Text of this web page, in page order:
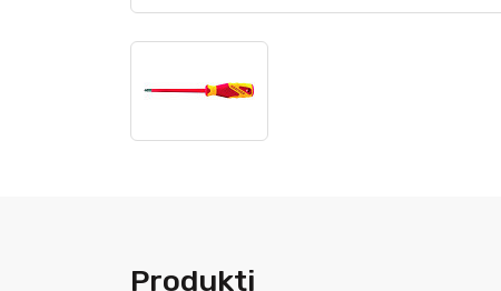
Produkti